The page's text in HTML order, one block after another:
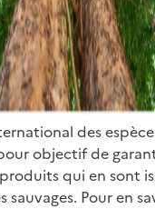
des
objectif de
qui en sont
Pour en